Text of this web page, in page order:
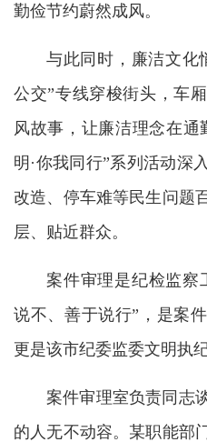
勤俭节约蔚然成风。
与此同时，廉洁文化
公交”专线穿梭街头，车
风故事，让廉洁理念在通
明·你我同行”系列活动深
改造、停车难等民生问题
层、贴近群众。
案件审理是纪检监察
说不、善于说行”，是案
更是该市纪委监委文明执
案件审理室负责同志
的人无不动容。某职能部